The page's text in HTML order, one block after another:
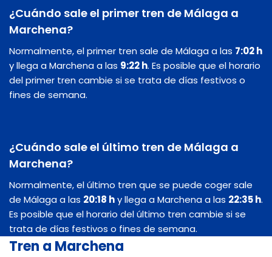
¿Cuándo sale el primer tren de Málaga a
Marchena?
Normalmente, el primer tren sale de Málaga a las 7:02 h
y llega a Marchena a las 9:22 h. Es posible que el horario
del primer tren cambie si se trata de días festivos o
fines de semana.
¿Cuándo sale el último tren de Málaga a
Marchena?
Normalmente, el último tren que se puede coger sale
de Málaga a las 20:18 hy llega a Marchena a las 22:35 h.
Es posible que el horario del último tren cambie si se
trata de días festivos o fines de semana.
Tren a Marchena